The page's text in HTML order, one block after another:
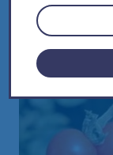
e
n